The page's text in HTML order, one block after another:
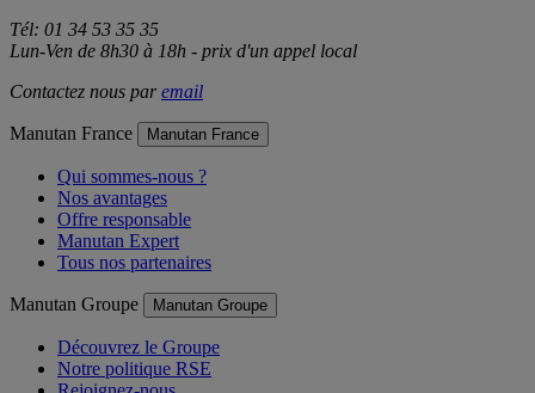
Tél: 01 34 53 35 35
Lun-Ven de 8h30 à 18h - prix d'un appel local
Contactez nous paremail
Manutan France Manutan France
Qui sommes-nous ?
Nos avantages
Offre responsable
Manutan Expert
Tous nos partenaires
Manutan Groupe Manutan Groupe
Découvrez le Groupe
Notre politique RSE